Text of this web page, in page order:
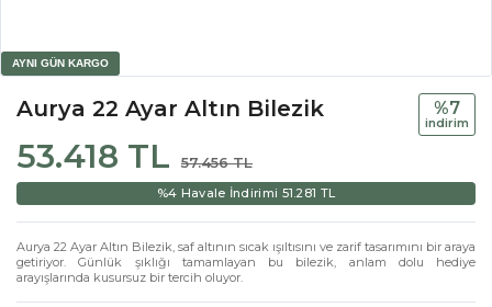
Aurya 22 Ayar Altın Bilezik
53.418 TL 57.456 TL
%7
i̇ndi̇ri̇m
%4 Havale İndirimi 51.281 TL
Aurya 22 Ayar Altın Bilezik, saf altının sıcak ışıltısını ve zarif tasarımını bir araya
getiriyor. Günlük şıklığı tamamlayan bu bilezik, anlam dolu hediye
arayışlarında kusursuz bir tercih oluyor.